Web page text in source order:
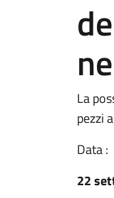
La
pezzi
Data :
22